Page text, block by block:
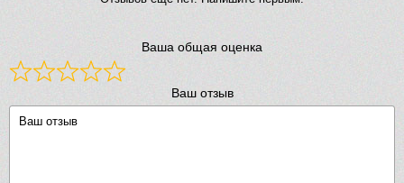
Ваша общая оценка
Ваш отзыв